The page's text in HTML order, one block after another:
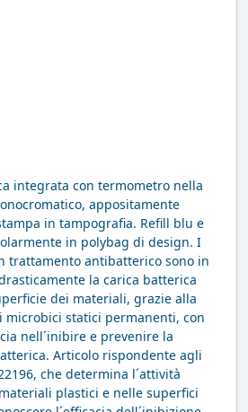
integrata con termometro nella
appositamente
in tampografia. Refill blu e
in polybag di design. I
trattamento antibatterico sono in
la carica batterica
dei materiali, grazie alla
microbici statici permanenti, con
nell´inibire e prevenire la
Articolo rispondente agli
che determina l´attività
plastici e nelle superfici